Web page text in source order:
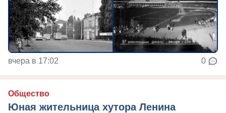
вчера в 17:02 0
Общество
Юная жительница хутора Ленина